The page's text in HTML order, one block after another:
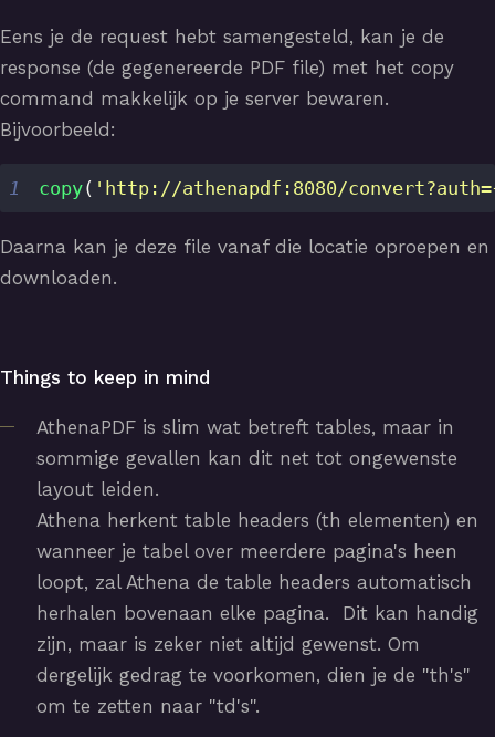
Eens je de request hebt samengesteld, kan je de
response (de gegenereerde PDF file) met het copy
command makkelijk op je server bewaren.
Bijvoorbeeld:
1 copy( 'http://athenapdf:8080/
Daarna kan je deze file vanaf die locatie oproepen en
downloaden.
Things to keep in mind
AthenaPDF is slim wat betreft tables, maar in
sommige gevallen kan dit net tot ongewenste
layout leiden.
Athena herkent table headers (th elementen) en
wanneer je tabel over meerdere pagina's heen
loopt, zal Athena de table headers automatisch
herhalen bovenaan elke pagina. Dit kan handig
zijn, maar is zeker niet altijd gewenst. Om
dergelijk gedrag te voorkomen, dien je de "th's"
om te zetten naar "td's".